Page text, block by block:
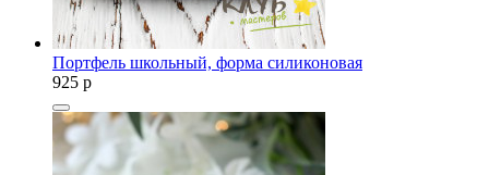
Портфель школьный, форма силиконовая
925 p